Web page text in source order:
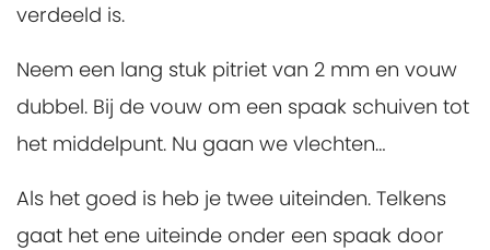
verdeeld is.
Neem een lang stuk pitriet van 2 mm en vouw
dubbel. Bij de vouw om een spaak schuiven tot
het middelpunt. Nu gaan we vlechten…
Als het goed is heb je twee uiteinden. Telkens
gaat het ene uiteinde onder een spaak door